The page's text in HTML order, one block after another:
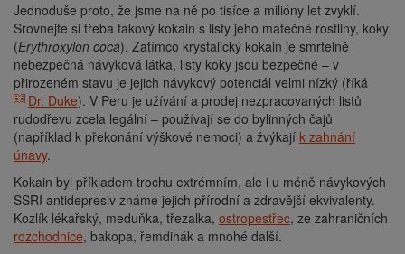
Jednoduše proto, že jsme na ně po tisíce a milióny let zvyklí.
Srovnejte si třeba takový kokain s listy jeho matečné rostliny, koky
(Erythroxylon coca). Zatímco krystalický kokain je smrtelně
nebezpečná návyková látka, listy koky jsou bezpečné – v
přirozeném stavu je jejich návykový potenciál velmi nízký (říká
Dr. Duke). V Peru je užívání a prodej nezpracovaných listů
rudodřevu zcela legální – používají se do bylinných čajů
(například k překonání výškové nemoci) a žvýkají k zahnání
únavy.
Kokain byl příkladem trochu extrémním, ale i u méně návykových
SSRI antidepresiv známe jejich přírodní a zdravější ekvivalenty.
Kozlík lékařský, meduňka, třezalka, ostropestřec, ze zahraničních
rozchodnice, bakopa, řemdihák a mnohé další.